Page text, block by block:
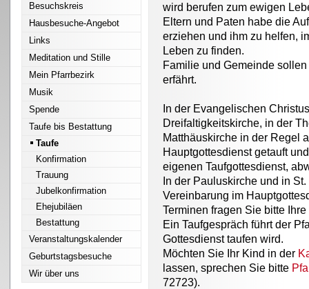
Besuchskreis
Hausbesuche-Angebot
Links
Meditation und Stille
Mein Pfarrbezirk
Musik
Spende
Taufe bis Bestattung
Taufe
Konfirmation
Trauung
Jubelkonfirmation
Ehejubiläen
Bestattung
Veranstaltungskalender
Geburtstagsbesuche
Wir über uns
wird berufen zum ewigen
Eltern und Paten habe die
erziehen und ihm zu helfen,
Leben zu finden.
Familie und Gemeinde
erfährt.
In der Evangelischen
Dreifaltigkeitskirche, in der
Matthäuskirche in der Regel
Hauptgottesdienst getauft
eigenen Taufgottesdienst,
In der Pauluskirche und in
Vereinbarung im
Terminen fragen Sie bitte Ihre
Ein Taufgespräch führt der
Gottesdienst taufen wird.
Möchten Sie Ihr Kind in der
lassen, sprechen Sie bitte
72723).